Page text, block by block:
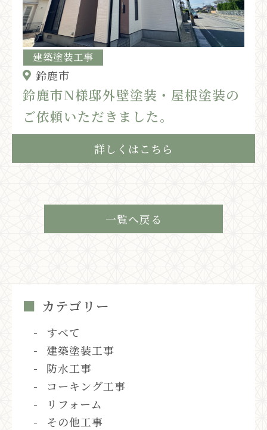
建築塗装工事
鈴鹿市
鈴鹿市N様邸外壁塗装・屋根塗装の
ご依頼いただきました。
詳しくはこちら
一覧へ戻る
カテゴリー
すべて
建築塗装工事
防水工事
コーキング工事
リフォーム
その他工事